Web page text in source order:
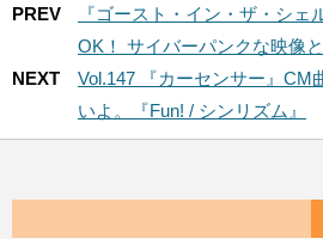
PREV
『ゴースト・イン・ザ・シェ
OK！ サイバーパンクな映像
NEXT
Vol.147 『カーセンサー』
いよ。『Fun! / シンリズム』